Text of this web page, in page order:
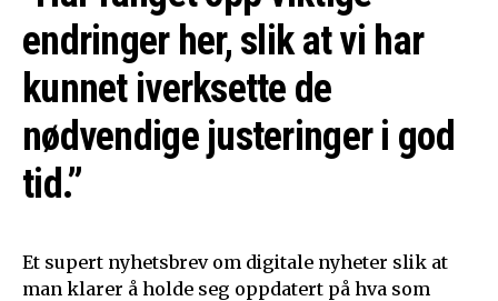
endringer her, slik at vi har
kunnet iverksette de
nødvendige justeringer i god
tid.”
Et supert nyhetsbrev om digitale nyheter slik at
man klarer å holde seg oppdatert på hva som